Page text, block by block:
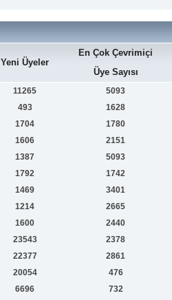
Yeni Üyeler
En Çok Çevrimiçi
Üye Sayısı
11265 5093
493 1628
1704 1780
1606 2151
1387 5093
1792 1742
1469 3401
1214 2665
1600 2440
23543 2378
22377 2861
20054 476
6696 732